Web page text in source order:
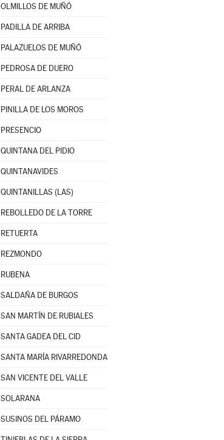
OLMILLOS DE MUÑÓ
PADILLA DE ARRIBA
PALAZUELOS DE MUÑÓ
PEDROSA DE DUERO
PERAL DE ARLANZA
PINILLA DE LOS MOROS
PRESENCIO
QUINTANA DEL PIDIO
QUINTANAVIDES
QUINTANILLAS (LAS)
REBOLLEDO DE LA TORRE
RETUERTA
REZMONDO
RUBENA
SALDAÑA DE BURGOS
SAN MARTÍN DE RUBIALES
SANTA GADEA DEL CID
SANTA MARÍA RIVARREDONDA
SAN VICENTE DEL VALLE
SOLARANA
SUSINOS DEL PÁRAMO